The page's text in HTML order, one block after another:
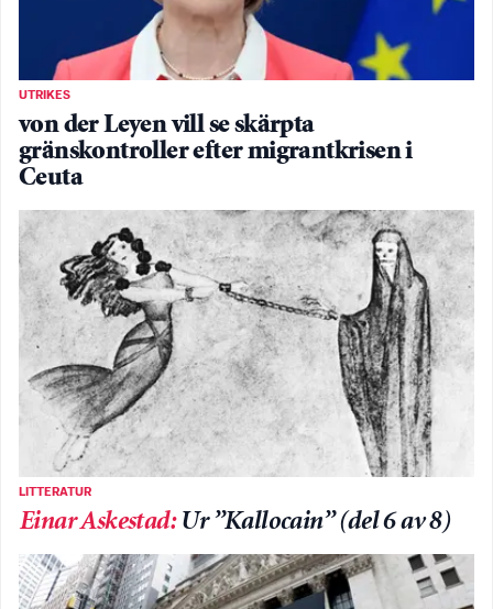
UTRIKES
von der Leyen vill se skärpta
gränskontroller efter migrantkrisen i
Ceuta
LITTERATUR
Einar Askestad: Ur ”Kallocain” (del 6 av 8)